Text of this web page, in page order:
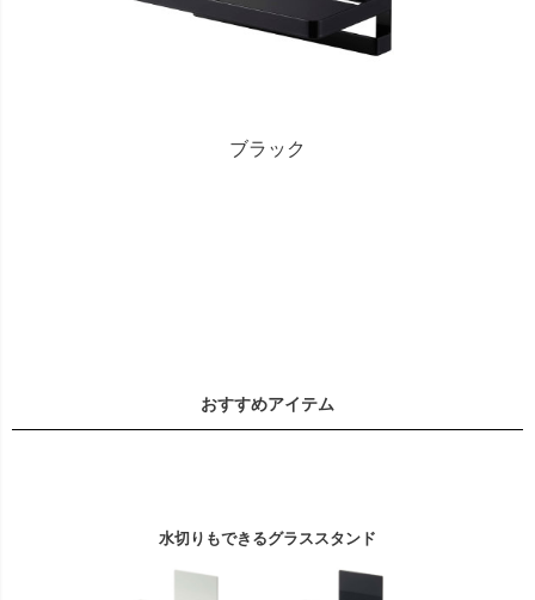
ブラック
おすすめアイテム
水切りもできるグラススタンド